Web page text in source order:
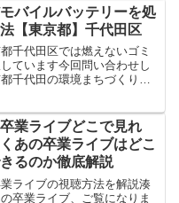
ます。この背景には、いく
考えられます...
バイルバッテリーを処
【東京都】千代田区
千代田区では燃えないゴミ
ています今回問い合わせし
千代田の環境まちづくり部
にだしてください。」と言
お問い...
業ライブどこで見れ
あの卒業ライブはどこ
るのか徹底解説
ライブの視聴方法を解説湊
卒業ライブ、ご覧になりま